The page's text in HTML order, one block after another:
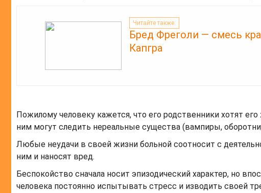
Читайте также:
Бред Фреголи — смесь
Капгра
Пожилому человеку кажется, что его родственники хотят
ним могут следить нереальные существа (вампиры,
Любые неудачи в своей жизни больной соотносит с
ним и наносят вред.
Беспокойство сначала носит эпизодический характер, но
человека постоянно испытывать стресс и изводить своей